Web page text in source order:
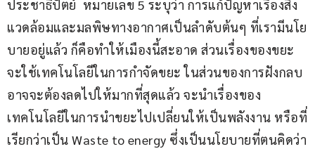
ประชาธิปัตย์  หมายเลข 5 ระบุว่า การแก้ปัญหาเรื่องสิ่ง
แวดล้อมและมลพิษทางอากาศเป็นลำดับต้นๆ ที่เรามีนโย
บายอยู่แล้ว ก็คือทำให้เมืองนี้สะอาด ส่วนเรื่องของขยะ
จะใช้เทคโนโลยีในการกำจัดขยะ ในส่วนของการฝังกลบ
อาจจะต้องลดไปให้มากที่สุดแล้ว จะนำเรื่องของ
เทคโนโลยีในการนำขยะไปเปลี่ยนให้เป็นพลังงาน หรือที่
เรียกว่าเป็น Waste to energy ซึ่งเป็นนโยบายที่ตนคิดว่า